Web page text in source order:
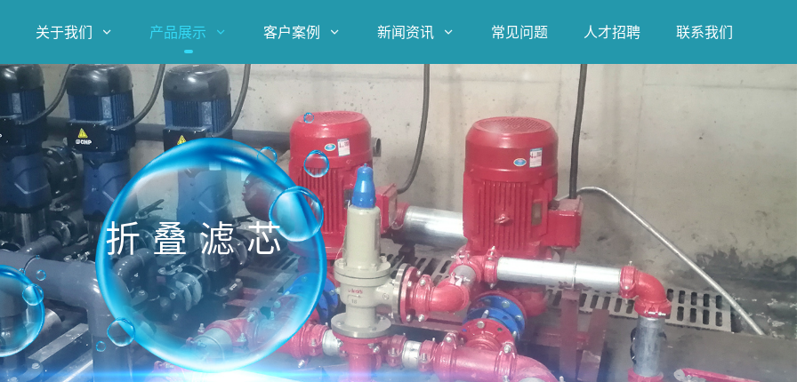
关于我们  产品展示  客户案例  新闻资讯  常见问题 人才招聘 联系我们
折叠滤芯